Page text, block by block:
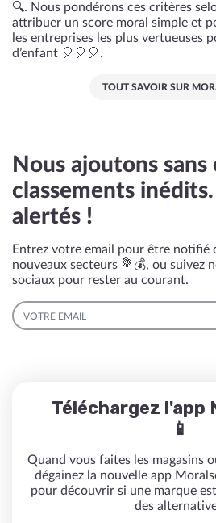
🔍. Nous pondérons ces critères
attribuer un score moral simple et
les entreprises les plus vertueuses
d’enfant 🎈🎈🎈.
TOUT SAVOIR SUR
Nous ajoutons sans
classements
alertés !
Entrez votre email pour être notifié
nouveaux secteurs 💐💰, ou suivez
sociaux pour rester au courant.
EMAIL
Téléchargez l'app
📱
Quand vous faites les magasins
dégainez la nouvelle app
pour découvrir si une marque
des